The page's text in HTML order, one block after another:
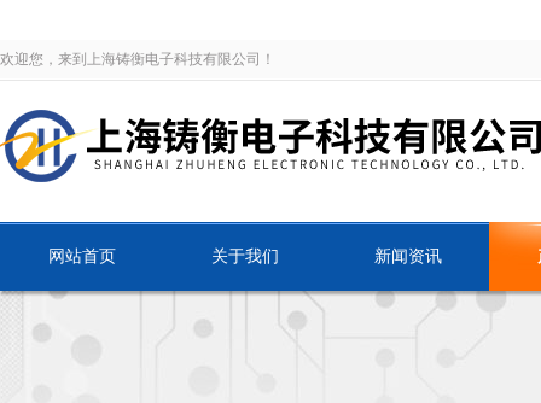
欢迎您，来到上海铸衡电子科技有限公司！
网站首页 关于我们 新闻资讯